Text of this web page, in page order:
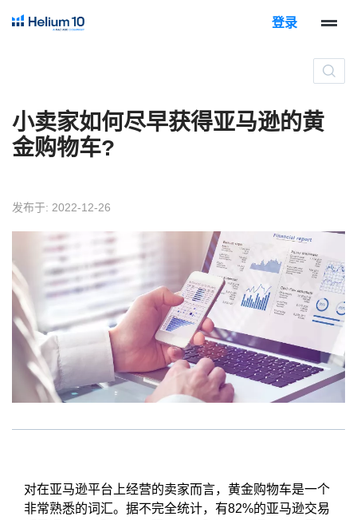
登录
小卖家如何尽早获得亚马逊的黄
金购物车?
发布于: 2022-12-26
对在亚马逊平台上经营的卖家而言，黄金购物车是一个
非常熟悉的词汇。据不完全统计，有82%的亚马逊交易